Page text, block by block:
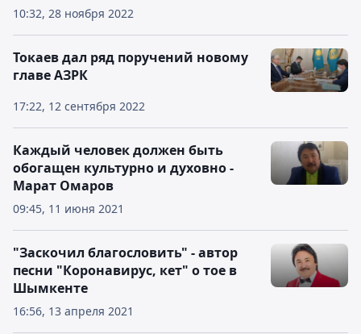
10:32, 28 ноября 2022
17:22, 12 сентября 2022
Токаев дал ряд поручений новому
главе АЗРК
09:45, 11 июня 2021
Каждый человек должен быть
обогащен культурно и духовно -
Марат Омаров
16:56, 13 апреля 2021
"Заскочил благословить" - автор
песни "Коронавирус, кет" о тое в
Шымкенте